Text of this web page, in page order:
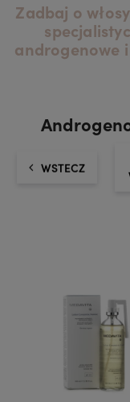
Zadbaj o
androgenowe
WSTECZ